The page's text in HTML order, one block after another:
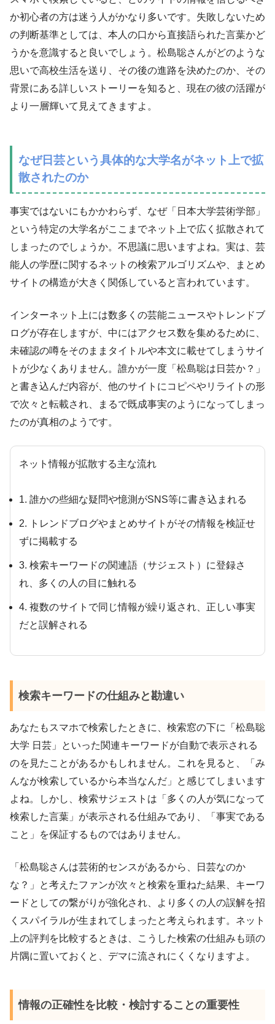
か初心者の方は迷う人がかなり多いです。失敗しないため
の判断基準としては、本人の口から直接語られた言葉かど
うかを意識すると良いでしょう。松島聡さんがどのような
思いで高校生活を送り、その後の進路を決めたのか、その
背景にある詳しいストーリーを知ると、現在の彼の活躍が
より一層輝いて見えてきますよ。
なぜ日芸という具体的な大学名がネット上で拡
散されたのか
事実ではないにもかかわらず、なぜ「日本大学芸術学部」
という特定の大学名がここまでネット上で広く拡散されて
しまったのでしょうか。不思議に思いますよね。実は、芸
能人の学歴に関するネットの検索アルゴリズムや、まとめ
サイトの構造が大きく関係していると言われています。
インターネット上には数多くの芸能ニュースやトレンドブ
ログが存在しますが、中にはアクセス数を集めるために、
未確認の噂をそのままタイトルや本文に載せてしまうサイ
トが少なくありません。誰かが一度「松島聡は日芸か？」
と書き込んだ内容が、他のサイトにコピペやリライトの形
で次々と転載され、まるで既成事実のようになってしまっ
たのが真相のようです。
ネット情報が拡散する主な流れ
1. 誰かの些細な疑問や憶測がSNS等に書き込まれる
2. トレンドブログやまとめサイトがその情報を検証せ
ずに掲載する
3. 検索キーワードの関連語（サジェスト）に登録さ
れ、多くの人の目に触れる
4. 複数のサイトで同じ情報が繰り返され、正しい事実
だと誤解される
検索キーワードの仕組みと勘違い
あなたもスマホで検索したときに、検索窓の下に「松島聡
大学 日芸」といった関連キーワードが自動で表示される
のを見たことがあるかもしれません。これを見ると、「み
んなが検索しているから本当なんだ」と感じてしまいます
よね。しかし、検索サジェストは「多くの人が気になって
検索した言葉」が表示される仕組みであり、「事実である
こと」を保証するものではありません。
「松島聡さんは芸術的センスがあるから、日芸なのか
な？」と考えたファンが次々と検索を重ねた結果、キーワ
ードとしての繋がりが強化され、より多くの人の誤解を招
くスパイラルが生まれてしまったと考えられます。ネット
上の評判を比較するときは、こうした検索の仕組みも頭の
片隅に置いておくと、デマに流されにくくなりますよ。
情報の正確性を比較・検討することの重要性